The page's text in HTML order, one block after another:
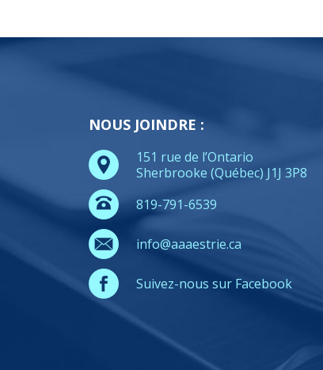
NOUS JOINDRE :
151 rue de l’Ontario
Sherbrooke (Québec) J1J 3P8
819-791-6539
info@aaaestrie.ca
Suivez-nous sur Facebook